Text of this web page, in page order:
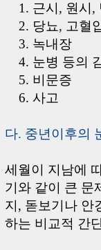
1. 근시, 원시,
2. 당뇨, 고혈
3. 녹내장
4. 눈병 등의
5. 비문증
6. 사고
다. 중년이후의
세월이 지남에
기와 같이 큰 문
지, 돋보기나 안
하는 비교적 간